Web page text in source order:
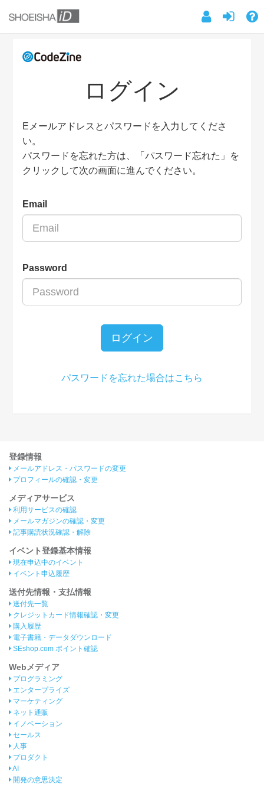
ログイン
Eメールアドレスとパスワードを入力してくださ
い。
パスワードを忘れた方は、「パスワード忘れた」を
クリックして次の画面に進んでください。
Email
Password
ログイン
パスワードを忘れた場合はこちら
登録情報
メールアドレス・パスワードの変更
プロフィールの確認・変更
メディアサービス
利用サービスの確認
メールマガジンの確認・変更
記事購読状況確認・解除
イベント登録基本情報
現在申込中のイベント
イベント申込履歴
送付先情報・支払情報
送付先一覧
クレジットカード情報確認・変更
購入履歴
電子書籍・データダウンロード
SEshop.com ポイント確認
Webメディア
プログラミング
エンタープライズ
マーケティング
ネット通販
イノベーション
セールス
人事
プロダクト
AI
開発の意思決定